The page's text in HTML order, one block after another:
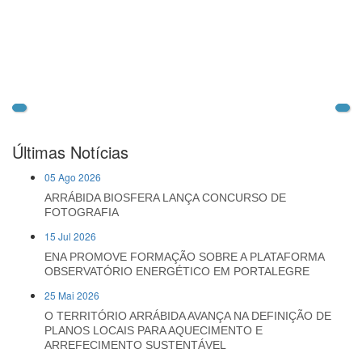
Últimas Notícias
05 Ago 2026
ARRÁBIDA BIOSFERA LANÇA CONCURSO DE
FOTOGRAFIA
15 Jul 2026
ENA PROMOVE FORMAÇÃO SOBRE A PLATAFORMA
OBSERVATÓRIO ENERGÉTICO EM PORTALEGRE
25 Mai 2026
O TERRITÓRIO ARRÁBIDA AVANÇA NA DEFINIÇÃO DE
PLANOS LOCAIS PARA AQUECIMENTO E
ARREFECIMENTO SUSTENTÁVEL